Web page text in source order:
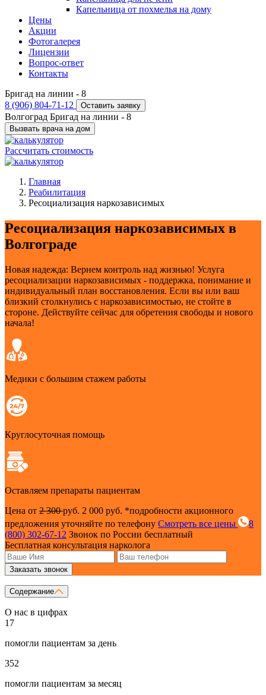
Капельница от похмелья на дому
Цены
Акции
Фотогалерея
Лицензии
Вопрос-ответ
Контакты
Бригад на линии - 8
8 (906) 804-71-12
Оставить заявку
Волгоград Бригад на линии - 8
Вызвать врача на дом
Рассчитать стоимость
Главная
Реабилитация
Ресоциализация наркозависимых
Ресоциализация наркозависимых в
Волгограде
Новая надежда: Вернем контроль над жизнью! Услуга
ресоциализации наркозависимых - поддержка, понимание и
индивидуальный план восстановления. Если вы или ваш
близкий столкнулись с наркозависимостью, не стойте в
стороне. Действуйте сейчас для обретения свободы и нового
начала!
Медики с большим стажем работы
Круглосуточная помощь
Оставляем препараты пациентам
Цена от 2 300руб. 2 000 руб. *подробности акционного
предложения уточняйте по телефону Смотреть все цены
8
(800) 302-67-12 Звонок по России бесплатный
Бесплатная консультация нарколога
Заказать звонок
Содержание
О нас в цифрах
17
помогли пациентам за день
352
помогли пациентам за месяц